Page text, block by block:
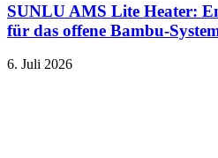
SUNLU AMS Lite Heater:
für das offene Bambu-
6. Juli 2026